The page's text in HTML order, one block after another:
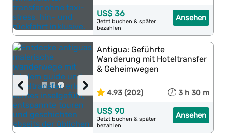
Ansehen
US$ 36
Jetzt buchen & später
bezahlen
›
‹
Antigua: Geführte
Wanderung mit Hoteltransfer
& Geheimwegen
4.93 (202) 3 h 30 m
Ansehen
US$ 90
Jetzt buchen & später
bezahlen